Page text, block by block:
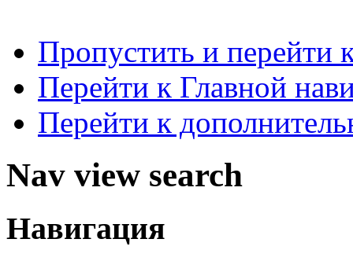
Пропустить и перейти
Перейти к Главной
Перейти к
Nav view search
Навигация